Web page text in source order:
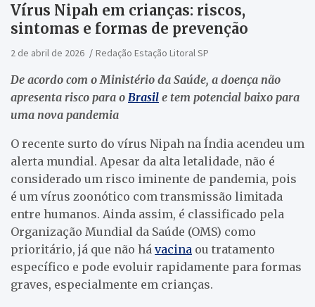
Vírus Nipah em crianças: riscos,
sintomas e formas de prevenção
2 de abril de 2026 Redação Estação Litoral SP
De acordo com o Ministério da Saúde, a doença não
apresenta risco para o Brasil e tem potencial baixo para
uma nova pandemia
O recente surto do vírus Nipah na Índia acendeu um
alerta mundial. Apesar da alta letalidade, não é
considerado um risco iminente de pandemia, pois
é um vírus zoonótico com transmissão limitada
entre humanos. Ainda assim, é classificado pela
Organização Mundial da Saúde (OMS) como
prioritário, já que não há vacina ou tratamento
específico e pode evoluir rapidamente para formas
graves, especialmente em crianças.